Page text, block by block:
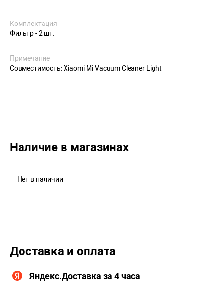
Комплектация
Фильтр - 2 шт.
Примечание
Совместимость: Xiaomi Mi Vacuum Cleaner Light
Наличие в магазинах
Нет в наличии
Доставка и оплата
Яндекс.Доставка за 4 часа